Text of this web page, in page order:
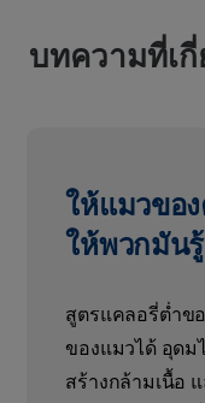
บทความที่เ
ให้แมวขอ
ให้พวกมันรู้
สูตรแคลอรี่ต่ำข
ของแมวได้ อุด
สร้างกล้ามเนื้อ